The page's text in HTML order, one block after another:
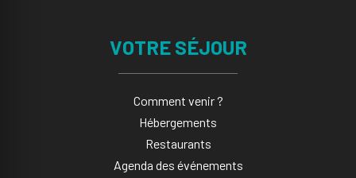
VOTRE SÉJOUR
Comment venir ?
Hébergements
Restaurants
Agenda des événements